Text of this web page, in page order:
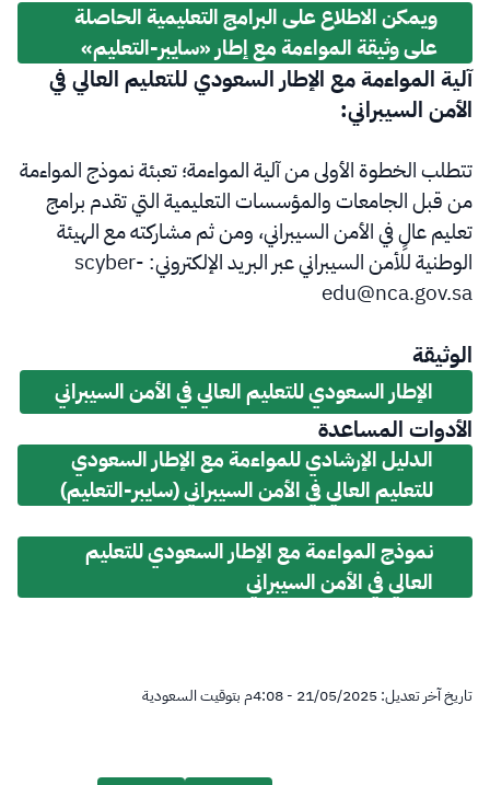
ويمكن الاطلاع على البرامج التعليمية الحاصلة
على وثيقة المواءمة مع إطار «سايبر-التعليم»
آلية المواءمة مع الإطار السعودي للتعليم العالي في
الأمن السيبراني:
تتطلب الخطوة الأولى من آلية المواءمة؛ تعبئة نموذج المواءمة
من قبل الجامعات والمؤسسات التعليمية التي تقدم برامج
تعليم عالٍ في الأمن السيبراني، ومن ثم مشاركته مع الهيئة
الوطنية للأمن السيبراني عبر البريد الإلكتروني: scyber-
edu@nca.gov.sa
الوثيقة
الإطار السعودي للتعليم العالي في الأمن السيبراني
الأدوات المساعدة
الدليل الإرشادي للمواءمة مع الإطار السعودي
للتعليم العالي في الأمن السيبراني (سايبر-التعليم)
نموذج المواءمة مع الإطار السعودي للتعليم
العالي في الأمن السيبراني
تاريخ آخر تعديل:21/05/2025 - 4:08 مبتوقيت السعودية